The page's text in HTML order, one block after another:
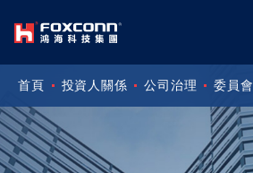
首頁 投資人關係 公司治理 委員會